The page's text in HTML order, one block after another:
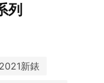
列
2021新錶